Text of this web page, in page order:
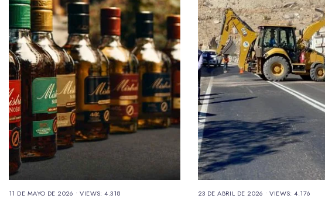
11 DE MAYO DE 2026 •VIEWS: 4.318 23 DE ABRIL DE 2026 •VIEWS: 4.176